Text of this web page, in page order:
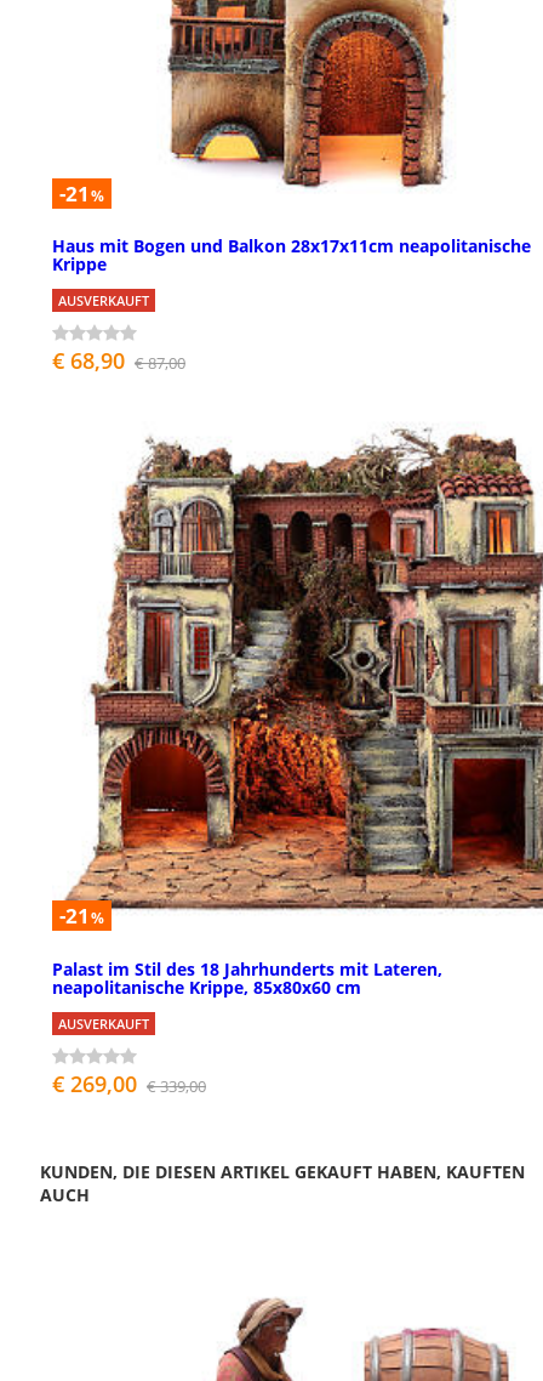
-21 %
Haus mit Bogen und Balkon 28x17x11cm neapolitanische
Krippe
AUSVERKAUFT
€ 68,90 € 87,00
-21 %
Palast im Stil des 18 Jahrhunderts mit Lateren,
neapolitanische Krippe, 85x80x60 cm
AUSVERKAUFT
€ 269,00 € 339,00
KUNDEN, DIE DIESEN ARTIKEL GEKAUFT HABEN, KAUFTEN
AUCH